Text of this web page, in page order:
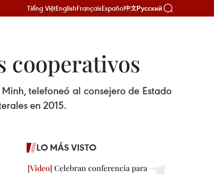
Tiếng ViệtEnglishFrançaisEspañol中文Русский
cooperativos
telefoneó al consejero de Estado
en 2015.
LO MÁS VISTO
Celebran conferencia para